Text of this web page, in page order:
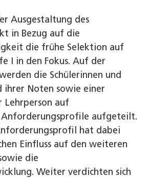
Ausgestaltung des
in Bezug auf die
die frühe Selektion auf
I in den Fokus. Auf der
die Schülerinnen und
ihrer Noten sowie einer
Lehrperson auf
Anforderungsprofile aufgeteilt.
hat dabei
Einfluss auf den weiteren
die
Weiter verdichten sich